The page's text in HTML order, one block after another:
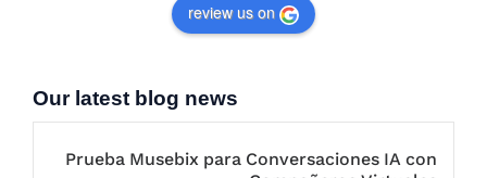
review us on
Our latest blog news
Prueba Musebix para Conversaciones IA con